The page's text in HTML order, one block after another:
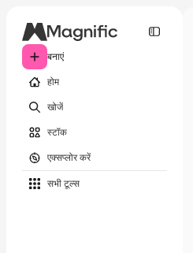
बनाएं
होम
खोजें
स्टॉक
एक्सप्लोर करें
सभी टूल्‍स